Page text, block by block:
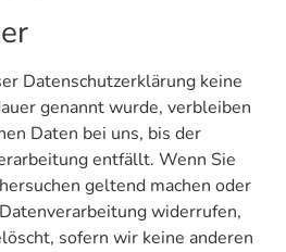
Datenschutzerklärung keine
genannt wurde, verbleiben
Daten bei uns, bis der
entfällt. Wenn Sie
geltend machen oder
widerrufen,
sofern wir keine anderen